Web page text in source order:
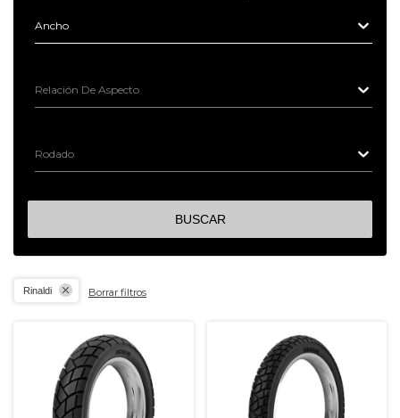
Ancho
Relación De Aspecto
Rodado
BUSCAR
Rinaldi Borrar filtros